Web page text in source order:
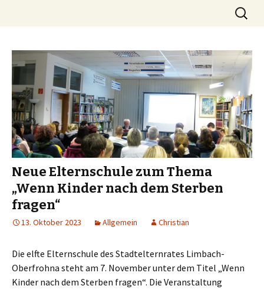
Oberfrohna
Suchen
nach:
Neue Elternschule zum Thema
„Wenn Kinder nach dem Sterben
fragen“
13. Oktober 2023 Allgemein Christian
Die elfte Elternschule des Stadtelternrates Limbach-
Oberfrohna steht am 7. November unter dem Titel „Wenn
Kinder nach dem Sterben fragen“. Die Veranstaltung